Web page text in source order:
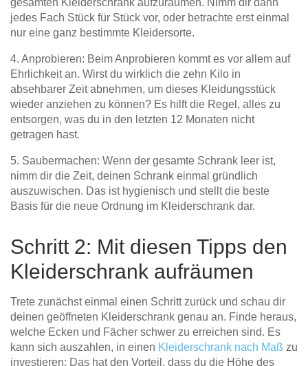
jedes Fach Stück für Stück vor, oder betrachte erst einmal
nur eine ganz bestimmte Kleidersorte.
4. Anprobieren: Beim Anprobieren kommt es vor allem auf
Ehrlichkeit an. Wirst du wirklich die zehn Kilo in
absehbarer Zeit abnehmen, um dieses Kleidungsstück
wieder anziehen zu können? Es hilft die Regel, alles zu
entsorgen, was du in den letzten 12 Monaten nicht
getragen hast.
5. Saubermachen: Wenn der gesamte Schrank leer ist,
nimm dir die Zeit, deinen Schrank einmal gründlich
auszuwischen. Das ist hygienisch und stellt die beste
Basis für die neue Ordnung im Kleiderschrank dar.
Schritt 2: Mit diesen Tipps den
Kleiderschrank aufräumen
Trete zunächst einmal einen Schritt zurück und schau dir
deinen geöffneten Kleiderschrank genau an. Finde heraus,
welche Ecken und Fächer schwer zu erreichen sind. Es
kann sich auszahlen, in einen Kleiderschrank nach Maß zu
investieren: Das hat den Vorteil, dass du die Höhe des